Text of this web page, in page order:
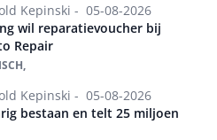
Kepinski - 05-08-2026
wil reparatievoucher bij
Repair
Kepinski - 05-08-2026
bestaan en telt 25 miljoen